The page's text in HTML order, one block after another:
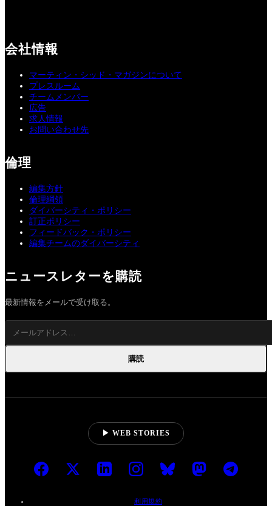
会社情報
マーティン・シッド・マガジンについて
プレスルーム
チームメンバー
広告
求人情報
お問い合わせ先
倫理
編集方針
倫理綱領
ダイバーシティ・ポリシー
訂正ポリシー
フィードバック・ポリシー
編集チームのダイバーシティ
ニュースレターを購読
最新情報をメールで受け取る。
購読
▶ WEB STORIES
利用規約